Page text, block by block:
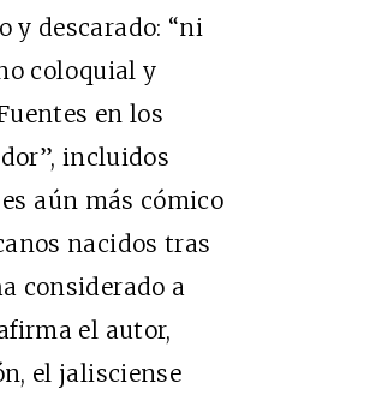
y descarado: “ni
coloquial y
en los
incluidos
aún más cómico
nacidos tras
considerado a
el autor,
el jalisciense